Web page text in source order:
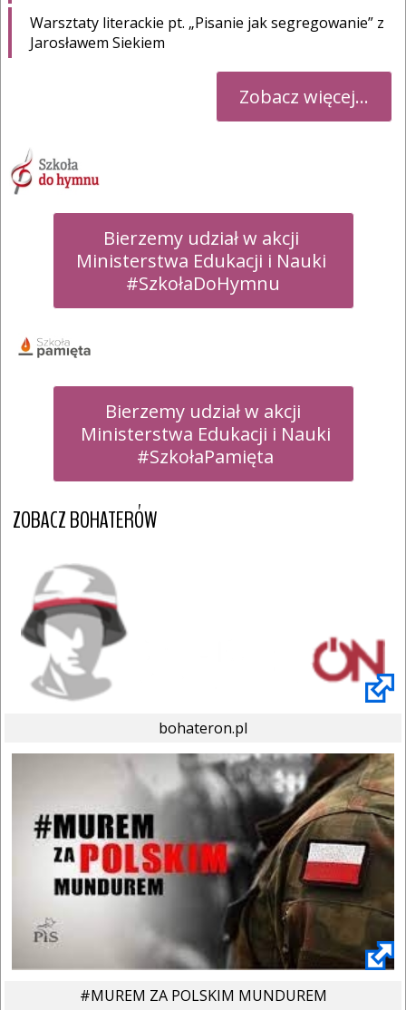
Warsztaty literackie pt. „Pisanie jak segregowanie” z
Jarosławem Siekiem
Zobacz więcej...
Bierzemy udział w akcji
Ministerstwa Edukacji i Nauki
#SzkołaDoHymnu
Bierzemy udział w akcji
#SzkołaPamięta
ZOBACZ BOHATERÓW
bohateron.pl
#MUREM ZA POLSKIM MUNDUREM